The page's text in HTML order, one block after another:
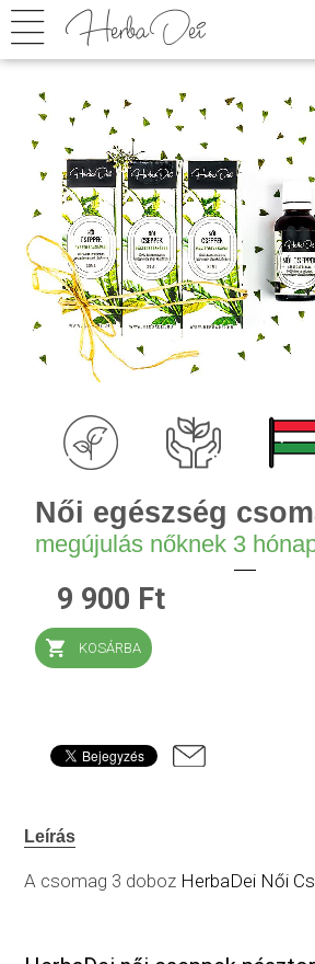
Női egészség
megújulás nőknek 3
9 900 Ft
KOSÁRBA
Leírás
A csomag 3 doboz HerbaDei Női